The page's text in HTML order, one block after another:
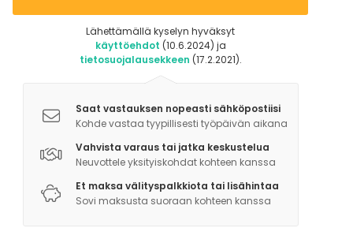
Lähettämällä kyselyn hyväksyt
käyttöehdot (10.6.2024) ja
tietosuojalausekkeen (17.2.2021).
Saat vastauksen nopeasti sähköpostiisi
Kohde vastaa tyypillisesti työpäivän aikana
Vahvista varaus tai jatka keskustelua
Neuvottele yksityiskohdat kohteen kanssa
Et maksa välityspalkkiota tai lisähintaa
Sovi maksusta suoraan kohteen kanssa